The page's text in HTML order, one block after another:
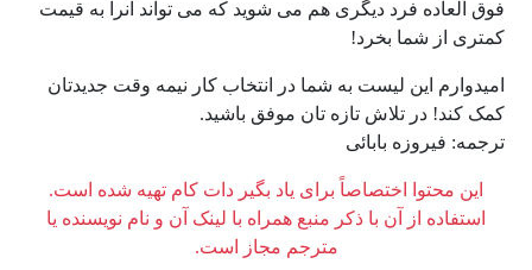
فوق العاده فرد دیگری هم می شوید که می تواند آنرا به قیمت
کمتری از شما بخرد!
امیدوارم این لیست به شما در انتخاب کار نیمه وقت جدیدتان
کمک کند! در تلاش تازه تان موفق باشید.
ترجمه: فیروزه بابائی
این محتوا اختصاصاً برای یاد بگیر دات کام تهیه شده است.
استفاده از آن با ذکر منبع همراه با لینک آن و نام نویسنده یا
مترجم مجاز است.